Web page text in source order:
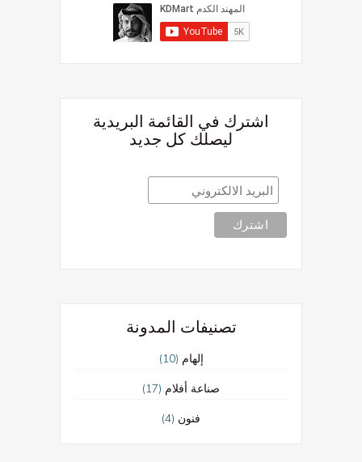
اشترك في القائمة البريدية
ليصلك كل جديد
تصنيفات المدونة
إلهام (10)
صناعة أفلام (17)
فنون (4)